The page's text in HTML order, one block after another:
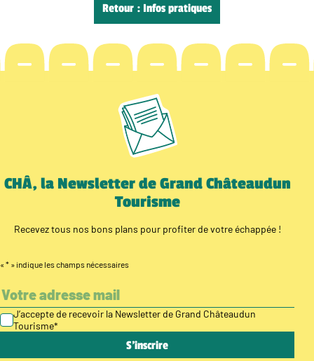
Retour : Infos pratiques
CHÂ, la Newsletter de Grand Châteaudun
Tourisme
Recevez tous nos bons plans pour profiter de votre échappée !
« * » indique les champs nécessaires
J’accepte de recevoir la Newsletter de Grand Châteaudun
Tourisme*